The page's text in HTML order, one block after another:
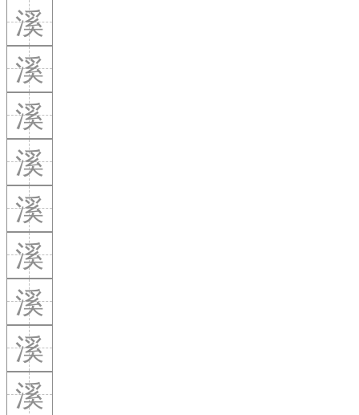
溪
溪
溪
溪
溪
溪
溪
溪
溪